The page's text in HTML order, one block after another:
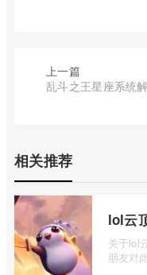
上一篇
乱斗之王星座系统
相关推荐
lol云
关于lol
朋友对